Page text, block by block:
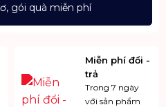
gói quà miễn phí
Miễn phí đổi -
trả
Trong 7 ngày
với sản phẩm